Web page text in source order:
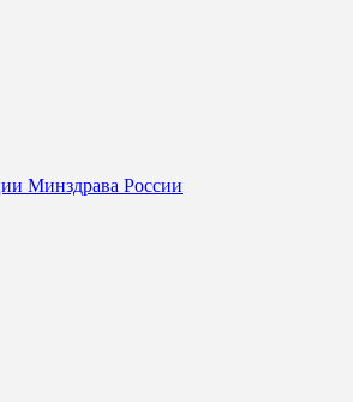
Минздрава России